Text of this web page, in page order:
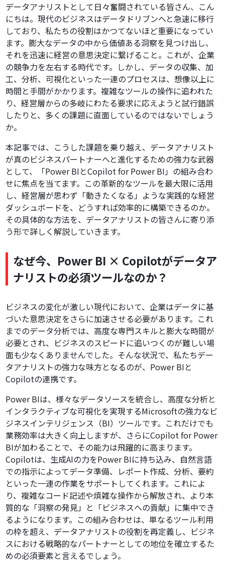
データアナリストとして日々奮闘されている皆さん、こん
にちは。現代のビジネスはデータドリブンへと急速に移行
しており、私たちの役割はかつてないほど重要になってい
ます。膨大なデータの中から価値ある洞察を見つけ出し、
それを迅速に経営の意思決定に繋げること。これが、企業
の競争力を左右する時代です。しかし、データの収集、加
工、分析、可視化といった一連のプロセスは、想像以上に
時間と手間がかかります。複雑なツールの操作に追われた
り、経営層からの多岐にわたる要求に応えようと試行錯誤
したりと、多くの課題に直面しているのではないでしょう
か。
本記事では、こうした課題を乗り越え、データアナリスト
が真のビジネスパートナーへと進化するための強力な武器
として、「Power BIとCopilot for Power BI」の組み合わ
せに焦点を当てます。この革新的なツールを最大限に活用
し、経営層が思わず「動きたくなる」ような実践的な経営
ダッシュボードを、どうすれば効率的に構築できるのか。
その具体的な方法を、データアナリストの皆さんに寄り添
う形で詳しく解説していきます。
なぜ今、Power BI × Copilotがデータア
ナリストの必須ツールなのか？
ビジネスの変化が激しい現代において、企業はデータに基
づいた意思決定をさらに加速させる必要があります。これ
までのデータ分析では、高度な専門スキルと膨大な時間が
必要とされ、ビジネスのスピードに追いつくのが難しい場
面も少なくありませんでした。そんな状況で、私たちデー
タアナリストの強力な味方となるのが、Power BIと
Copilotの連携です。
Power BIは、様々なデータソースを統合し、高度な分析と
インタラクティブな可視化を実現するMicrosoftの強力なビ
ジネスインテリジェンス（BI）ツールです。これだけでも
業務効率は大きく向上しますが、さらにCopilot for Power
BIが加わることで、その能力は飛躍的に高まります。
Copilotは、生成AIの力をPower BIに持ち込み、自然言語
での指示によってデータ準備、レポート作成、分析、要約
といった一連の作業をサポートしてくれます。これによ
り、複雑なコード記述や煩雑な操作から解放され、より本
質的な「洞察の発見」と「ビジネスへの貢献」に集中でき
るようになります。この組み合わせは、単なるツール利用
の枠を超え、データアナリストの役割を再定義し、ビジネ
スにおける戦略的なパートナーとしての地位を確立するた
めの必須要素と言えるでしょう。